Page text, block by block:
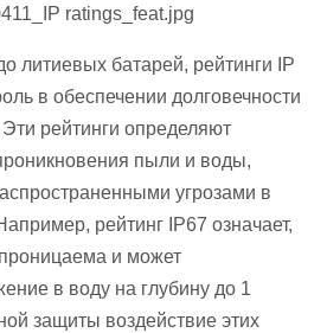
литиевых батарей, рейтинги IP
в обеспечении долговечности
рейтинги определяют
пыли и воды,
угрозами в
рейтинг IP67 означает,
и может
в воду на глубину до 1
защиты воздействие этих